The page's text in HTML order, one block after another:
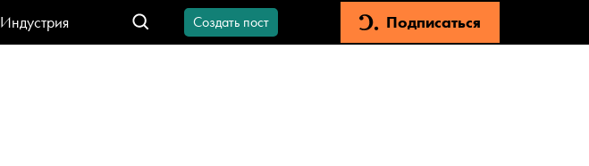
Индустрия
Создать пост Подписаться